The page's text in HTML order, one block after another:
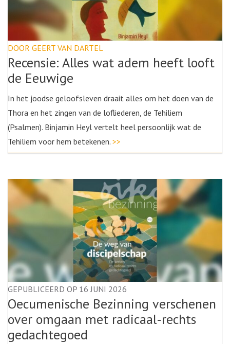
DOOR GEERT VAN DARTEL
Recensie: Alles wat adem heeft looft
de Eeuwige
In het joodse geloofsleven draait alles om het doen van de
Thora en het zingen van de lofliederen, de Tehiliem
(Psalmen). Binjamin Heyl vertelt heel persoonlijk wat de
Tehiliem voor hem betekenen. >>
GEPUBLICEERD OP 16 JUNI 2026
Oecumenische Bezinning verschenen
over omgaan met radicaal-rechts
gedachtegoed